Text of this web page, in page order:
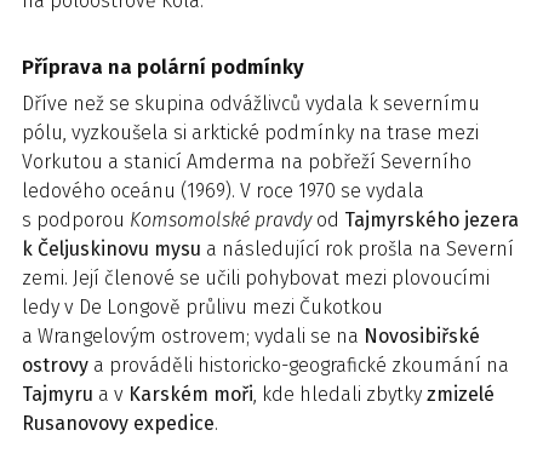
Příprava na polární podmínky
Dříve než se skupina odvážlivců vydala k severnímu
pólu, vyzkoušela si arktické podmínky na trase mezi
Vorkutou a stanicí Amderma na pobřeží Severního
ledového oceánu (1969). V roce 1970 se vydala
s podporou Komsomolské pravdyod Tajmyrského jezera
k Čeljuskinovu mysu a následující rok prošla na Severní
zemi. Její členové se učili pohybovat mezi plovoucími
ledy v De Longově průlivu mezi Čukotkou
a Wrangelovým ostrovem; vydali se na Novosibiřské
ostrovy a prováděli historicko-geografické zkoumání na
Tajmyru a v Karském moři, kde hledali zbytky zmizelé
Rusanovovy expedice.